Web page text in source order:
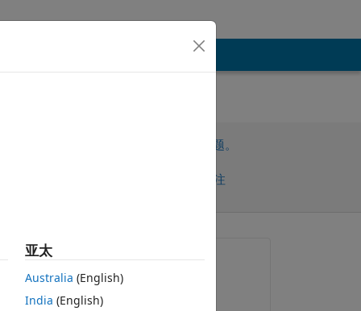
请先登录，再回答此问题。
请先登录再关注
提问:
geometry geometry
2017-11-3
亚太
Australia (English)
India (English)